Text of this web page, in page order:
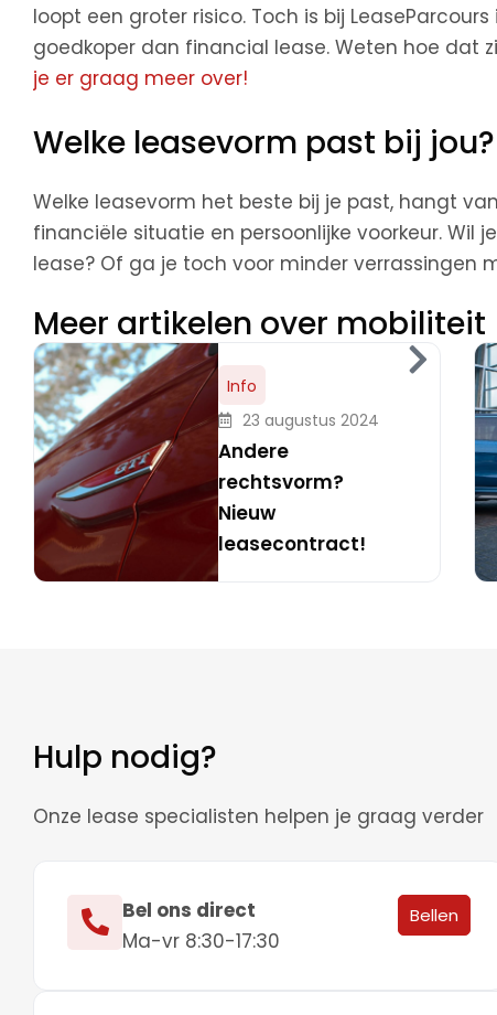
loopt een groter risico. Toch is bij
goedkoper dan financial lease. Weten hoe dat
je er graag meer over!
Welke leasevorm past bij jou?
Welke leasevorm het beste bij je past, hangt
financiële situatie en persoonlijke voorkeur. Wil
lease? Of ga je toch voor minder verrassingen
Meer artikelen over mobiliteit
Info
23 augustus 2024
Andere
rechtsvorm?
Nieuw
leasecontract!
Hulp nodig?
Onze lease specialisten helpen je graag verder
Bel ons direct
Ma-vr 8:30-17:30
Bellen